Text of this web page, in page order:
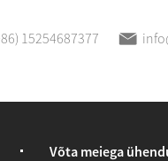
15254687377
Võta meiega